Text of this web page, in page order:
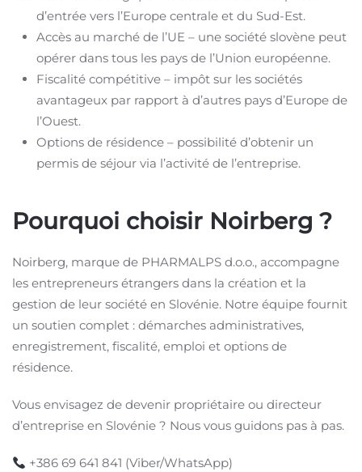
d’entrée vers l’Europe centrale et du Sud-Est.
Accès au marché de l’UE – une société slovène peut
opérer dans tous les pays de l’Union européenne.
Fiscalité compétitive – impôt sur les sociétés
avantageux par rapport à d’autres pays d’Europe de
l’Ouest.
Options de résidence – possibilité d’obtenir un
permis de séjour via l’activité de l’entreprise.
Pourquoi choisir Noirberg ?
Noirberg, marque de PHARMALPS d.o.o., accompagne
les entrepreneurs étrangers dans la création et la
gestion de leur société en Slovénie. Notre équipe fournit
un soutien complet : démarches administratives,
enregistrement, fiscalité, emploi et options de
résidence.
Vous envisagez de devenir propriétaire ou directeur
d’entreprise en Slovénie ? Nous vous guidons pas à pas.
+386 69 641 841 (Viber/WhatsApp)